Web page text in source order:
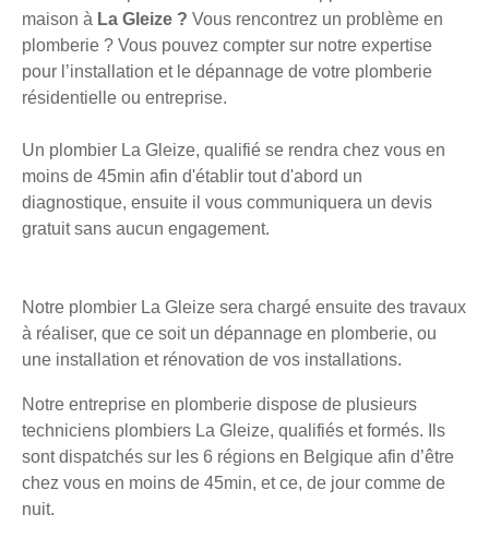
maison à La Gleize ? Vous rencontrez un problème en
plomberie ? Vous pouvez compter sur notre expertise
pour l’installation et le dépannage de votre plomberie
résidentielle ou entreprise.
Un plombier La Gleize, qualifié se rendra chez vous en
moins de 45min afin d'établir tout d'abord un
diagnostique, ensuite il vous communiquera un devis
gratuit sans aucun engagement.
Notre plombier La Gleize sera chargé ensuite des travaux
à réaliser, que ce soit un dépannage en plomberie, ou
une installation et rénovation de vos installations.
Notre entreprise en plomberie dispose de plusieurs
techniciens plombiers La Gleize, qualifiés et formés. Ils
sont dispatchés sur les 6 régions en Belgique afin d’être
chez vous en moins de 45min, et ce, de jour comme de
nuit.